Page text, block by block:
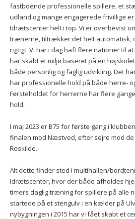
fastboende professionelle spillere, et
udland og mange engagerede frivillige
Idrætscenter helt i top. Vi er overbevist
trænerne, tiltrækker det helt automatisk,
rigtigt. Vi har i dag haft flere nationer til
har skabt et miljø baseret på en
både personlig og faglig udvikling. Det
har professionelle hold på både herre-
Førsteholdet for herrerne har flere
hold.
I maj 2023 er B75 for første gang i
finalen mod Næstved, efter sejre mod
Roskilde.
Alt dette finder sted i multihallen/
Idrætscenter, hvor der både afholdes
timers daglig træning for spillere på alle
startede på et stengulv i en kælder på
nybygningen i 2015 har vi fået skabt et